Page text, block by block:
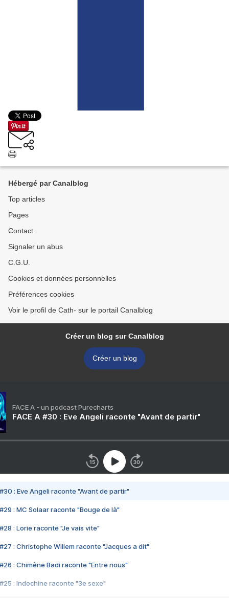
Hébergé par Canalblog
Top articles
Pages
Contact
Signaler un abus
C.G.U.
Cookies et données personnelles
Préférences cookies
Voir le profil de Cath- sur le portail Canalblog
Créer un blog sur Canalblog
Créer un blog
FACE A - un podcast Purecharts
FACE A #30 : Eve Angeli raconte "Avant de partir"
#30 : Eve Angeli raconte "Avant de partir"
#29 : MC Solaar raconte "Bouge de là"
#28 : Lorie raconte "Je vais vite"
#27 : Christophe Willem raconte "Jacques a dit"
#26 : Chimène Badi raconte "Entre nous"
#25 : Indochine raconte "3e sexe"